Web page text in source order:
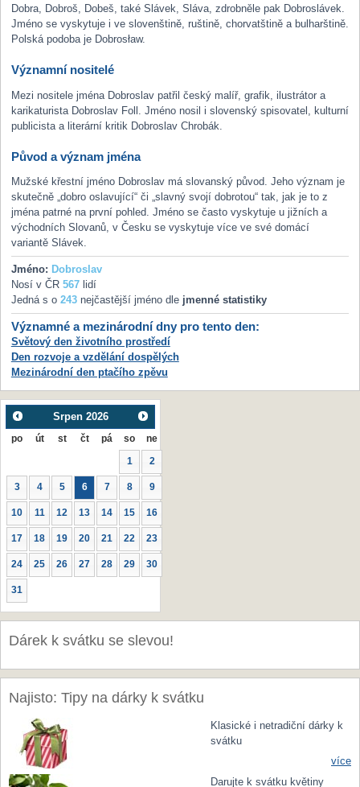
Dobra, Dobroš, Dobeš, také Slávek, Sláva, zdrobněle pak Dobroslávek.
Jméno se vyskytuje i ve slovenštině, ruštině, chorvatštině a bulharštině.
Polská podoba je Dobrosław.
Významní nositelé
Mezi nositele jména Dobroslav patřil český malíř, grafik, ilustrátor a
karikaturista Dobroslav Foll. Jméno nosil i slovenský spisovatel, kulturní
publicista a literární kritik Dobroslav Chrobák.
Původ a význam jména
Mužské křestní jméno Dobroslav má slovanský původ. Jeho význam je
skutečně „dobro oslavující“ či „slavný svojí dobrotou“ tak, jak je to z
jména patrné na první pohled. Jméno se často vyskytuje u jižních a
východních Slovanů, v Česku se vyskytuje více ve své domácí
variantě Slávek.
Jméno: Dobroslav
Nosí v ČR 567lidí
Jedná s o 243nejčastější jméno dle jmenné statistiky
Významné a mezinárodní dny pro tento den:
Světový den životního prostředí
Den rozvoje a vzdělání dospělých
Mezinárodní den ptačího zpěvu
Srpen 2026
po út st čt pá so ne
1 2
3 4 5 6 7 8 9
10 11 12 13 14 15 16
17 18 19 20 21 22 23
24 25 26 27 28 29 30
31
Dárek k svátku se slevou!
Najisto: Tipy na dárky k svátku
Klasické i netradiční dárky k
svátku
více
Darujte k svátku květiny